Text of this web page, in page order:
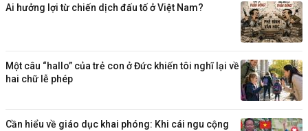
Ai hưởng lợi từ chiến dịch đấu tố ở Việt Nam?
Một câu “hallo” của trẻ con ở Đức khiến tôi nghĩ lại về
hai chữ lễ phép
Cần hiểu về giáo dục khai phóng: Khi cái ngu cộng